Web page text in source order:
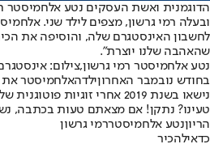
הדוגמנית ואשת העסקים נטע
ובעלה רמי גרשון, מצפים לילד שני.
לחשבון האינסטגרם שלה, והוסיפה את
שהאהבה שלנו יוצרת".
נטע אלחמיסטר רמי גרשון,צילום:
בחודש נובמבר האחרוןילדהאלחמיסטר את
נישאו בשנת 2019 אחרי זוגיות פוטוגנית של ארבע שנים.
טעינו? נתקן! אם מצאתם טעות בכתבה,
הריוןנטע אלחמיסטררמי גרשון
כדאילהכיר